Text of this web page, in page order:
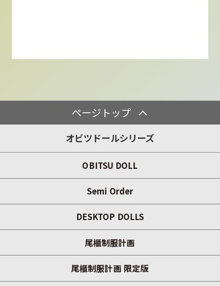
ページトップ
オビツドールシリーズ
OBITSU DOLL
Semi Order
DESKTOP DOLLS
尾櫃制服計画
尾櫃制服計画 限定版